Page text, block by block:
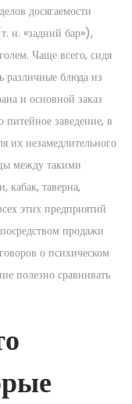
досягаемости
н. «задний бар»),
Чаще всего, сидя
различные блюда из
и основной заказ
питейное заведение, в
их незамедлительного
между такими
кабак, таверна,
этих предприятий
продажи
о психическом
полезно сравнивать